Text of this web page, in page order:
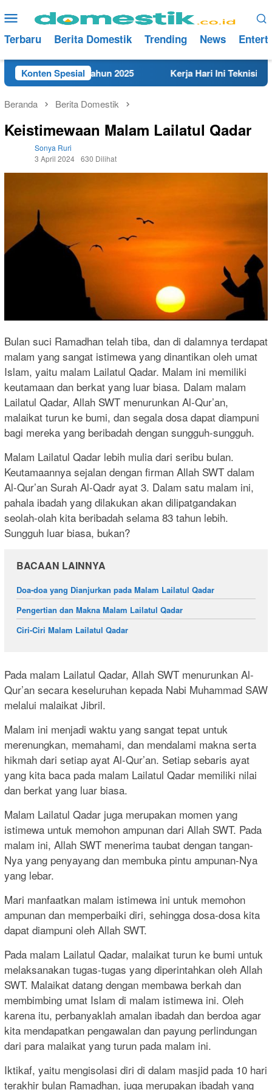
ke
konten
Menu
Mobile
Terbaru Berita Domestik Trending News
Konten Spesial
Rembang Tahun 2025 Kerja Hari Ini Teknisi/
Beranda Berita Domestik
Keistimewaan Malam Lailatul Qadar
Sonya Ruri
3 April 2024 630 Dilihat
Bulan suci Ramadhan telah tiba, dan di dalamnya terdapat
malam yang sangat istimewa yang dinantikan oleh umat
Islam, yaitu malam Lailatul Qadar. Malam ini memiliki
keutamaan dan berkat yang luar biasa. Dalam malam
Lailatul Qadar, Allah SWT menurunkan Al-Qur’an,
malaikat turun ke bumi, dan segala dosa dapat diampuni
bagi mereka yang beribadah dengan sungguh-sungguh.
Malam Lailatul Qadar lebih mulia dari seribu bulan.
Keutamaannya sejalan dengan firman Allah SWT dalam
Al-Qur’an Surah Al-Qadr ayat 3. Dalam satu malam ini,
pahala ibadah yang dilakukan akan dilipatgandakan
seolah-olah kita beribadah selama 83 tahun lebih.
Sungguh luar biasa, bukan?
BACAAN LAINNYA
Doa-doa yang Dianjurkan pada Malam Lailatul Qadar
Pengertian dan Makna Malam Lailatul Qadar
Ciri-Ciri Malam Lailatul Qadar
Pada malam Lailatul Qadar, Allah SWT menurunkan Al-
Qur’an secara keseluruhan kepada Nabi Muhammad SAW
melalui malaikat Jibril.
Malam ini menjadi waktu yang sangat tepat untuk
merenungkan, memahami, dan mendalami makna serta
hikmah dari setiap ayat Al-Qur’an. Setiap sebaris ayat
yang kita baca pada malam Lailatul Qadar memiliki nilai
dan berkat yang luar biasa.
Malam Lailatul Qadar juga merupakan momen yang
istimewa untuk memohon ampunan dari Allah SWT. Pada
malam ini, Allah SWT menerima taubat dengan tangan-
Nya yang penyayang dan membuka pintu ampunan-Nya
yang lebar.
Mari manfaatkan malam istimewa ini untuk memohon
ampunan dan memperbaiki diri, sehingga dosa-dosa kita
dapat diampuni oleh Allah SWT.
Pada malam Lailatul Qadar, malaikat turun ke bumi untuk
melaksanakan tugas-tugas yang diperintahkan oleh Allah
SWT. Malaikat datang dengan membawa berkah dan
membimbing umat Islam di malam istimewa ini. Oleh
karena itu, perbanyaklah amalan ibadah dan berdoa agar
kita mendapatkan pengawalan dan payung perlindungan
dari para malaikat yang turun pada malam ini.
Iktikaf, yaitu mengisolasi diri di dalam masjid pada 10 hari
terakhir bulan Ramadhan, juga merupakan ibadah yang